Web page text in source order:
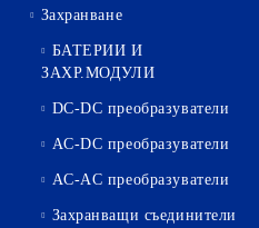
Захранване
БАТЕРИИ И
ЗАХР.МОДУЛИ
DC-DC преобразуватели
AC-DC преобразуватели
AC-AC преобразуватели
Захранващи съединители